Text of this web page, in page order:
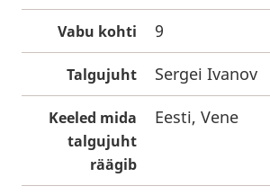
Vabu kohti 9
Talgujuht Sergei Ivanov
Keeled mida
talgujuht
räägib
Eesti, Vene